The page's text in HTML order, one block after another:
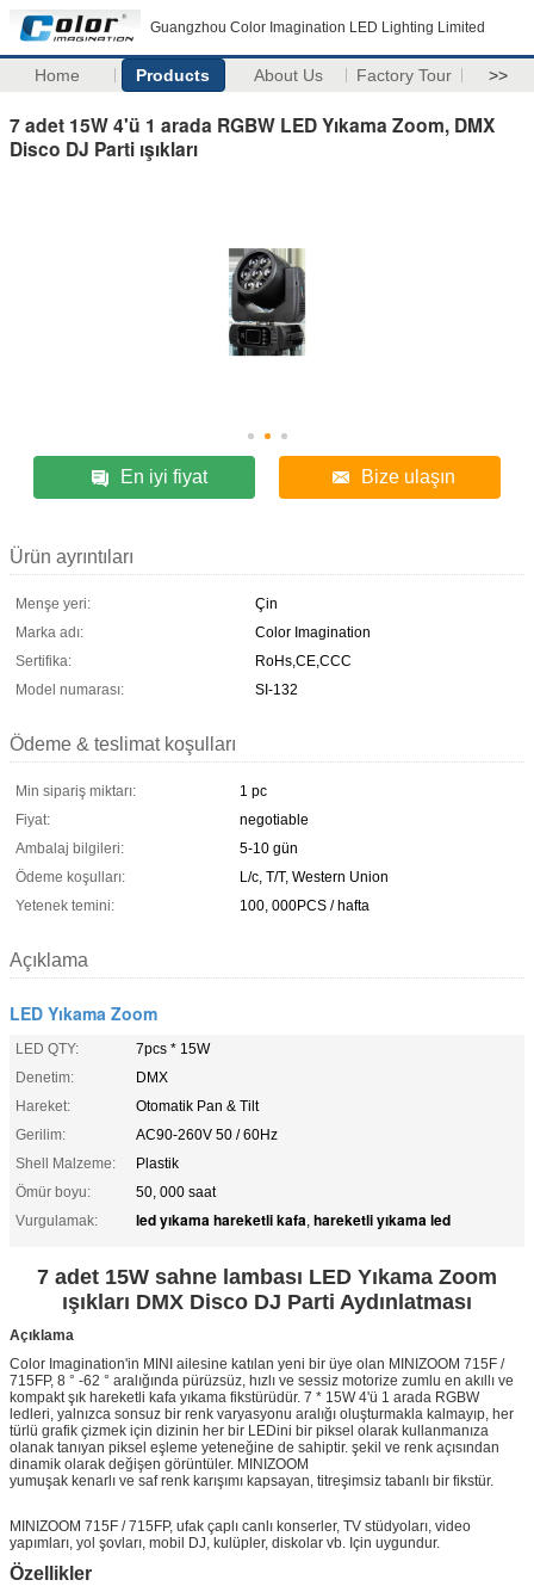
Guangzhou Color Imagination LED Lighting Limited
Home Products About Us Factory Tour >>
7 adet 15W 4'ü 1 arada RGBW LED Yıkama Zoom, DMX
Disco DJ Parti ışıkları
En iyi fiyat Bize ulaşın
Ürün ayrıntıları
Menşe yeri:
Çin
Marka adı:
Color Imagination
Sertifika:
RoHs,CE,CCC
Model numarası:
SI-132
Ödeme & teslimat koşulları
Min sipariş miktarı:
1 pc
Fiyat:
negotiable
Ambalaj bilgileri:
5-10 gün
Ödeme koşulları:
L/c, T/T, Western Union
Yetenek temini:
100, 000PCS / hafta
Açıklama
LED Yıkama Zoom
LED QTY:
7pcs * 15W
Denetim:
DMX
Hareket:
Otomatik Pan & Tilt
Gerilim:
AC90-260V 50 / 60Hz
Shell Malzeme:
Plastik
Ömür boyu:
50, 000 saat
Vurgulamak:
led yıkama hareketli kafa, hareketli yıkama led
7 adet 15W sahne lambası LED Yıkama Zoom
ışıkları DMX Disco DJ Parti Aydınlatması
Açıklama
Color Imagination'in MINI ailesine katılan yeni bir üye olan MINIZOOM 715F /
715FP, 8 ° -62 ° aralığında pürüzsüz, hızlı ve sessiz motorize zumlu en akıllı ve
kompakt şık hareketli kafa yıkama fikstürüdür. 7 * 15W 4'ü 1 arada RGBW
ledleri, yalnızca sonsuz bir renk varyasyonu aralığı oluşturmakla kalmayıp, her
türlü grafik çizmek için dizinin her bir LEDini bir piksel olarak kullanmanıza
olanak tanıyan piksel eşleme yeteneğine de sahiptir. şekil ve renk açısından
dinamik olarak değişen görüntüler. MINIZOOM
yumuşak kenarlı ve saf renk karışımı kapsayan, titreşimsiz tabanlı bir fikstür.
MINIZOOM 715F / 715FP, ufak çaplı canlı konserler, TV stüdyoları, video
yapımları, yol şovları, mobil DJ, kulüpler, diskolar vb. Için uygundur.
Özellikler